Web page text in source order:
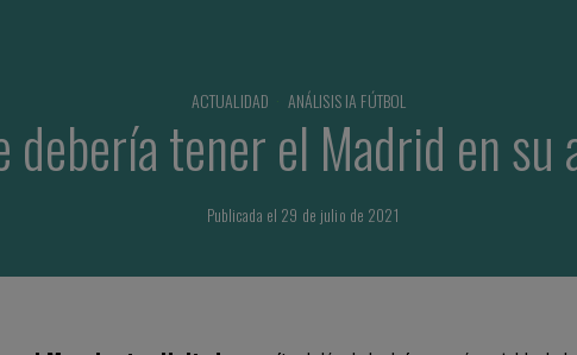
ACTUALIDAD ANÁLISIS IA FÚTBOL
debería tener el Madrid en su
Publicada el 29 de julio de 2021